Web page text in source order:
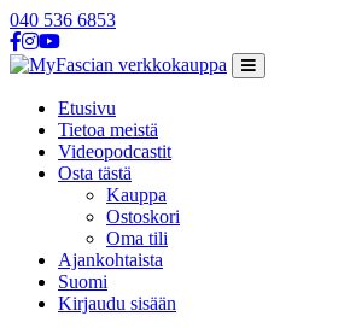
040 536 6853
Siirry
Päävalikko
Etusivu
Tietoa meistä
Videopodcastit
Osta tästä
Kauppa
Ostoskori
Oma tili
Ajankohtaista
Suomi
Kirjaudu sisään